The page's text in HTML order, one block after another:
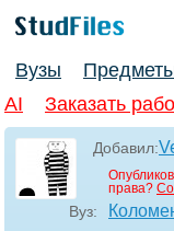
Вузы
AI
Заказать
Добавил:
права?
Вуз: